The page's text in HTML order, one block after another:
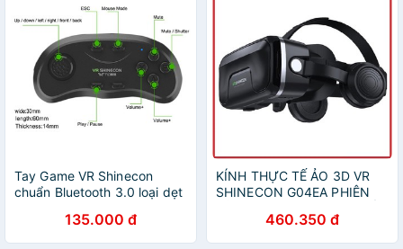
Tay Game VR Shinecon
chuẩn Bluetooth 3.0 loại dẹt
135.000 đ
KÍNH THỰC TẾ ẢO 3D VR
SHINECON G04EA PHIÊN
ẢO XEM PHIM, KÍNH THỰC
TẾ ẢO CHƠI GAME
460.350 đ